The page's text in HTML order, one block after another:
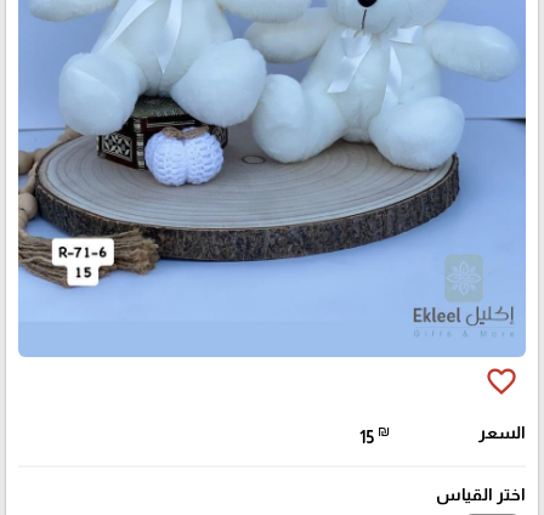
favorite_border
السعر 15 ₪
اختر القياس